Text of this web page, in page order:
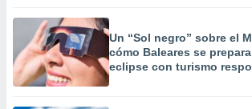
Un “Sol negro” sobre el
cómo Baleares se
eclipse con turismo